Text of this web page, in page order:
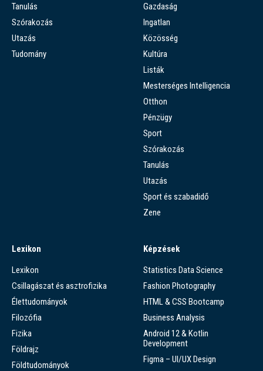
Tanulás
Szórakozás
Utazás
Tudomány
Gazdaság
Ingatlan
Közösség
Kultúra
Listák
Mesterséges Intelligencia
Otthon
Pénzügy
Sport
Szórakozás
Tanulás
Utazás
Sport és szabadidő
Zene
Lexikon
Lexikon
Csillagászat és asztrofizika
Élettudományok
Filozófia
Fizika
Földrajz
Földtudományok
Képzések
Statistics Data Science
Fashion Photography
HTML & CSS Bootcamp
Business Analysis
Android 12 & Kotlin
Development
Figma – UI/UX Design